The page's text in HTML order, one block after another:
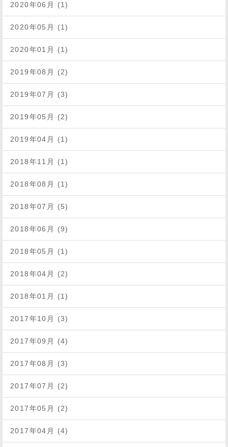
2020年06月 (1)
2020年05月 (1)
2020年01月 (1)
2019年08月 (2)
2019年07月 (3)
2019年05月 (2)
2019年04月 (1)
2018年11月 (1)
2018年08月 (1)
2018年07月 (5)
2018年06月 (9)
2018年05月 (1)
2018年04月 (2)
2018年01月 (1)
2017年10月 (3)
2017年09月 (4)
2017年08月 (3)
2017年07月 (2)
2017年05月 (2)
2017年04月 (4)